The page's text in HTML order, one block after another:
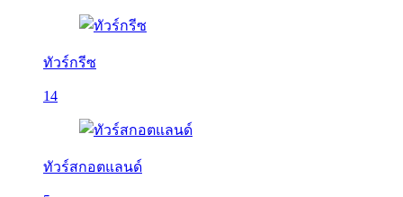
ทัวร์กรีซ
14
ทัวร์สกอตแลนด์